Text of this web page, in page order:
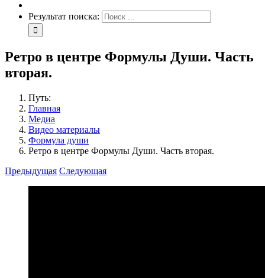
Результат поиска:
Ретро в центре Формулы Души. Часть
вторая.
Путь:
Главная
Медиа
Видео материалы
Формула души
Ретро в центре Формулы Души. Часть вторая.
Предыдущая Следующая